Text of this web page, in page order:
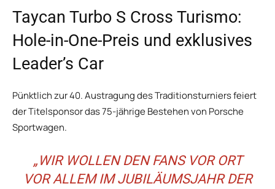
Taycan Turbo S Cross Turismo:
Hole-in-One-Preis und exklusives
Leader’s Car
Pünktlich zur 40. Austragung des Traditionsturniers feiert
der Titelsponsor das 75-jährige Bestehen von Porsche
Sportwagen.
„WIR WOLLEN DEN FANS VOR ORT
VOR ALLEM IM JUBILÄUMSJAHR DER